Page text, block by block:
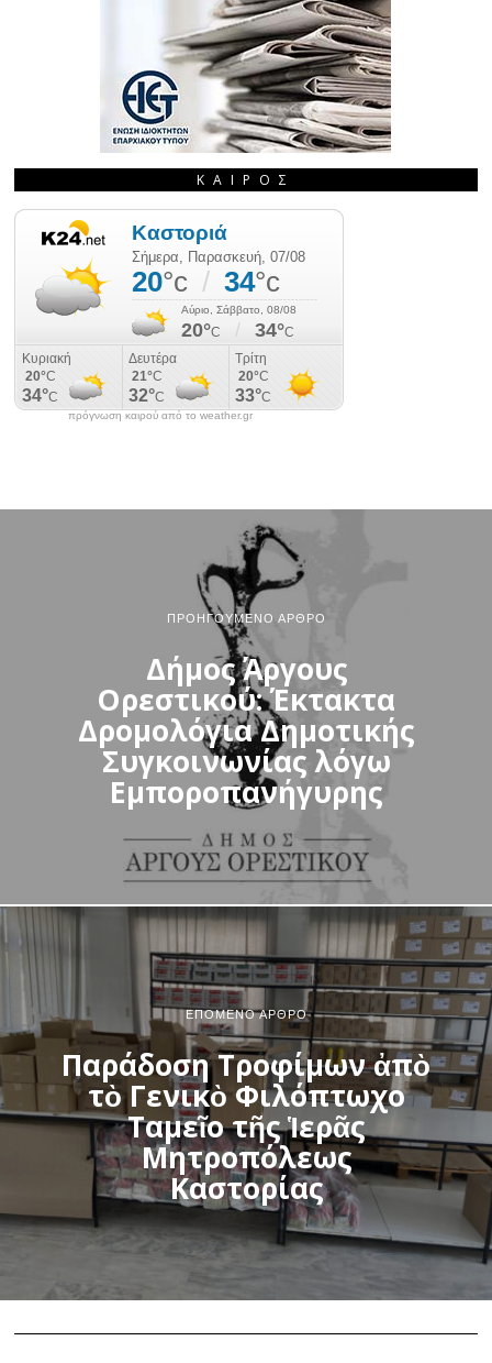
ΚΑΙΡΌΣ
πρόγνωση καιρού από το weather.gr
ΠΡΟΗΓΟΎΜΕΝΟ ΆΡΘΡΟ
Δήμος Άργους
Ορεστικού: Έκτακτα
Δρομολόγια Δημοτικής
Συγκοινωνίας λόγω
Εμποροπανήγυρης
ΕΠΌΜΕΝΟ ΆΡΘΡΟ
Παράδοση Τροφίμων ἀπὸ
τὸ Γενικὸ Φιλόπτωχο
Ταμεῖο τῆς Ἱερᾶς
Μητροπόλεως
Καστορίας